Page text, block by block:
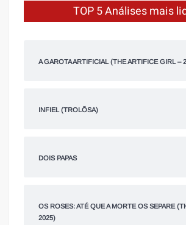
TOP 5 Análises mais
A GAROTA ARTIFICIAL (THE ARTIFICE GIRL –
INFIEL (TROLÕSA)
DOIS PAPAS
OS ROSES: ATÉ QUE A MORTE OS SEPARE
2025)